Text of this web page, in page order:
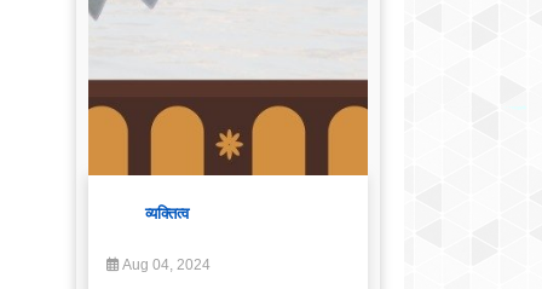
व्यक्तित्व
Aug 04, 2024